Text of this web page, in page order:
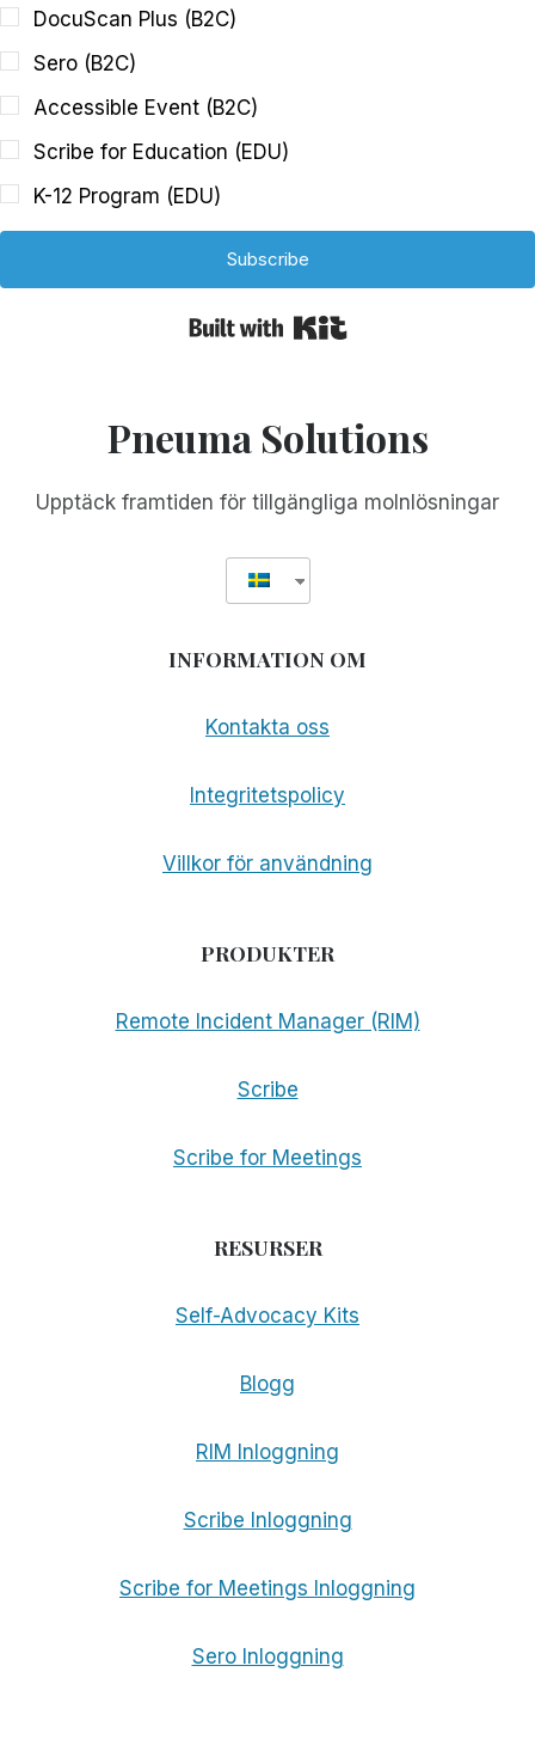
DocuScan Plus (B2C)
Sero (B2C)
Accessible Event (B2C)
Scribe for Education (EDU)
K-12 Program (EDU)
Subscribe
Pneuma Solutions
Upptäck framtiden för tillgängliga molnlösningar
INFORMATION OM
Kontakta oss
Integritetspolicy
Villkor för användning
PRODUKTER
Remote Incident Manager (RIM)
Scribe
Scribe for Meetings
RESURSER
Self-Advocacy Kits
Blogg
RIM Inloggning
Scribe Inloggning
Scribe for Meetings Inloggning
Sero Inloggning